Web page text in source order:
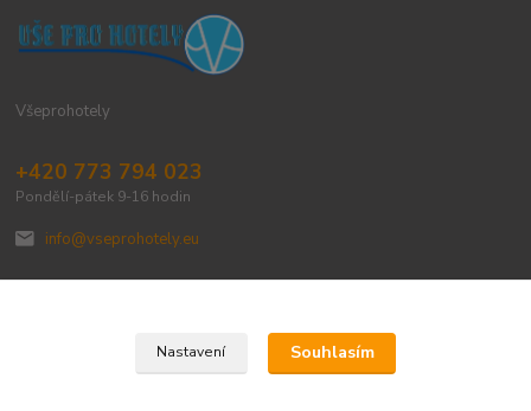
Všeprohotely
+420 773 794 023
Pondělí-pátek 9-16 hodin
info@vseprohotely.eu
Upravit sběr cookies.
Nastavení Souhlasím